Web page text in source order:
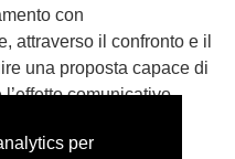
per
con
attraverso il confronto e il
una proposta capace di
comunicativo